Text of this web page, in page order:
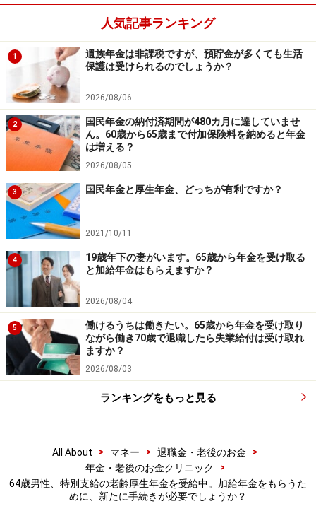
人気記事ランキング
1
遺族年金は非課税ですが、預貯金が多くても生活
保護は受けられるのでしょうか？
2026/08/06
2
国民年金の納付済期間が480カ月に達していませ
ん。60歳から65歳まで付加保険料を納めると年金
は増える？
2026/08/05
3 国民年金と厚生年金、どっちが有利ですか？
2021/10/11
4
19歳年下の妻がいます。65歳から年金を受け取る
と加給年金はもらえますか？
2026/08/04
5
働けるうちは働きたい。65歳から年金を受け取り
ながら働き70歳で退職したら失業給付は受け取れ
ますか？
2026/08/03
ランキングをもっと見る
All About > マネー > 退職金・老後のお金
>
年金・老後のお金クリニック
>
64歳男性、特別支給の老齢厚生年金を受給中。加給年金をもらうた
めに、新たに手続きが必要でしょうか？